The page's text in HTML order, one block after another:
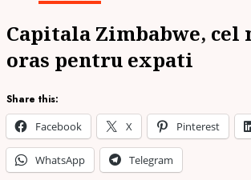
Capitala Zimbabwe, cel
oras pentru expati
Share this:
Facebook
X Pinterest
WhatsApp Telegram